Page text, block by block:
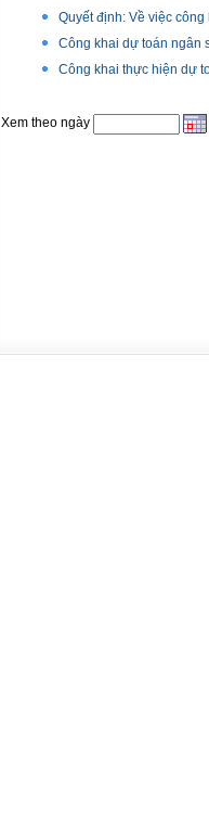
Quyết định: Về việc
Công khai dự toán ngân
Công khai thực hiện dự
Xem theo ngày